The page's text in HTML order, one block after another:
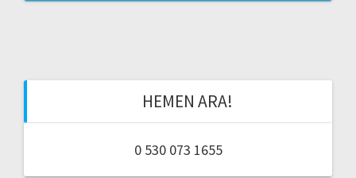
HEMEN ARA!
0 530 073 1655